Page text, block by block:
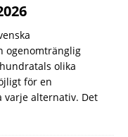
ogenomtränglig
olika
för en
alternativ. Det